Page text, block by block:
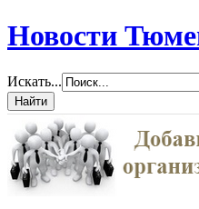
Новости
Искать...